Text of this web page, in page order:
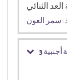
سمر العون
أجنبية 3